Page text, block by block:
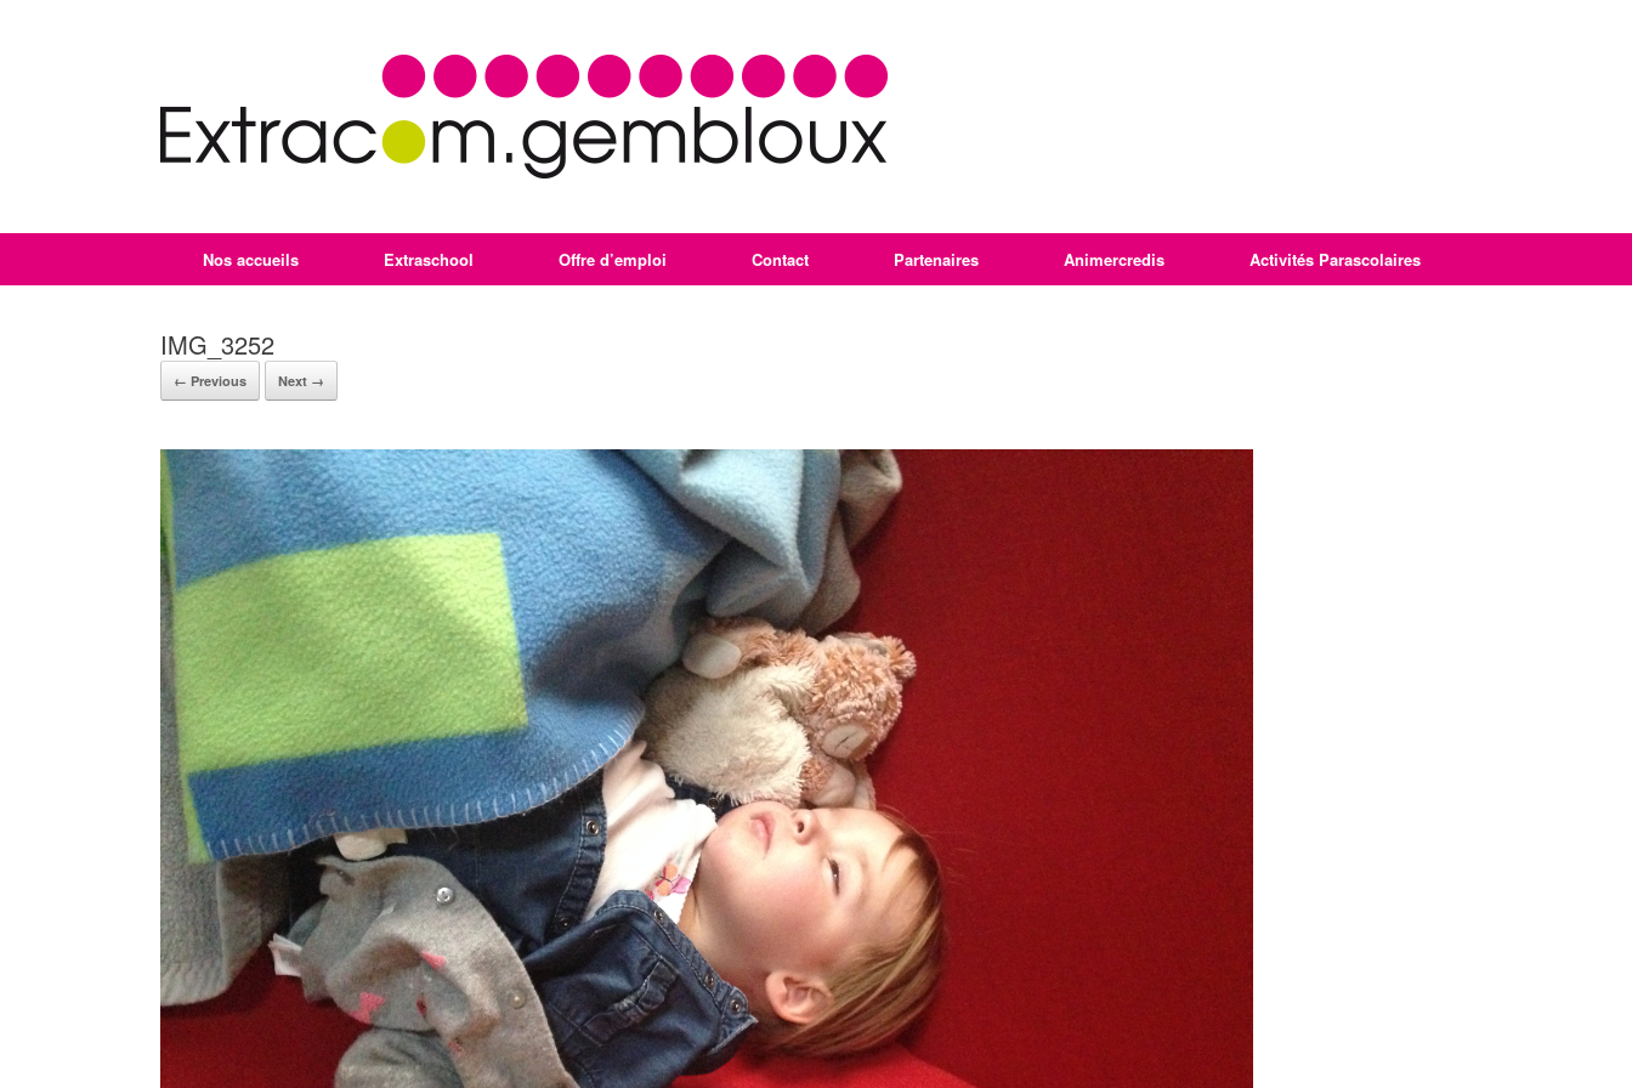
Nos accueils Extraschool Offre d’emploi Contact Partenaires Animercredis Activités Parascolaires
IMG_3252
← Previous Next →